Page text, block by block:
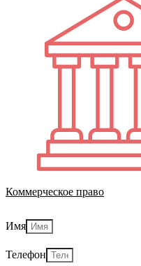
Коммерческое право
Имя
Телефон